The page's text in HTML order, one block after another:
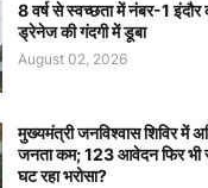
8 वर्ष से स्वच्छता में नंबर-1 इंदौर
ड्रेनेज की गंदगी में डूबा
August 02, 2026
मुख्यमंत्री जनविश्वास शिविर में
जनता कम; 123 आवेदन फिर भी
घट रहा भरोसा?